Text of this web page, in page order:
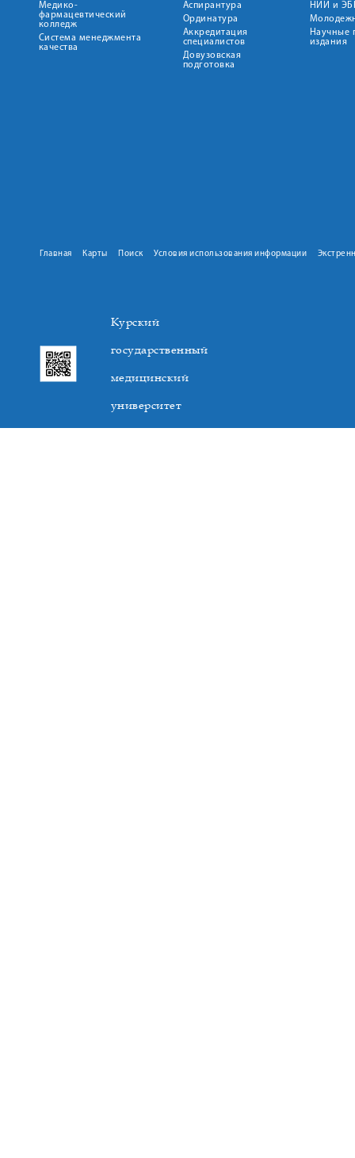
Медико-
фармацевтический
колледж
Система менеджмента
качества
Аспирантура
Ординатура
Аккредитация
специалистов
Довузовская
подготовка
НИИ и
Научные
издания
Главная Карты Поиск Условия использования информации
Курский
государственный
медицинский
университет